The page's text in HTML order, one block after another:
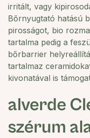
irritált, vagy
Bőrnyugtató hatású
pirosságot, bio
tartalma pedig a
bőrbarrier
tartalmaz
kivonatával is
alverde
szérum